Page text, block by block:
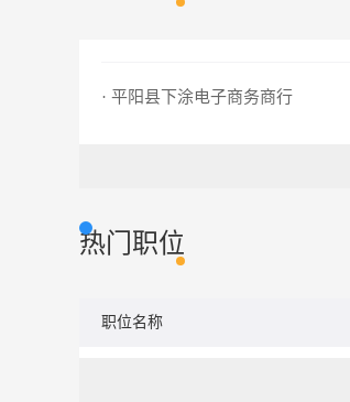
· 平阳县下涂电子商务商行
热门职位
职位名称